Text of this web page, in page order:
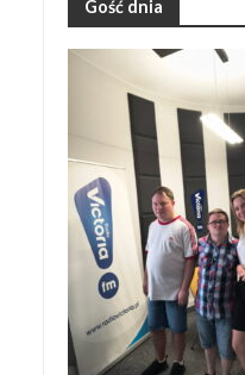
Gość dnia